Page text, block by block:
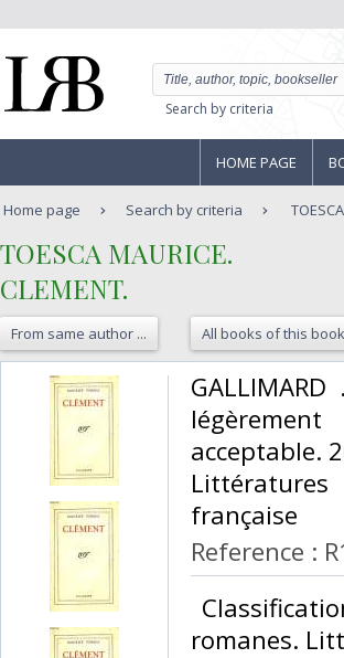
Search by criteria
HOME PAGE
Home page Search by criteria
‎TOESCA MAURICE.‎
‎CLEMENT.‎
From same author ... All books of this
acceptable.
française‎
Reference :
romanes.